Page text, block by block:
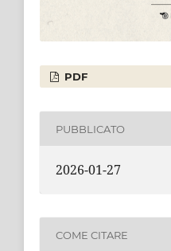
PDF
PUBBLICATO
2026-01-27
COME CITARE